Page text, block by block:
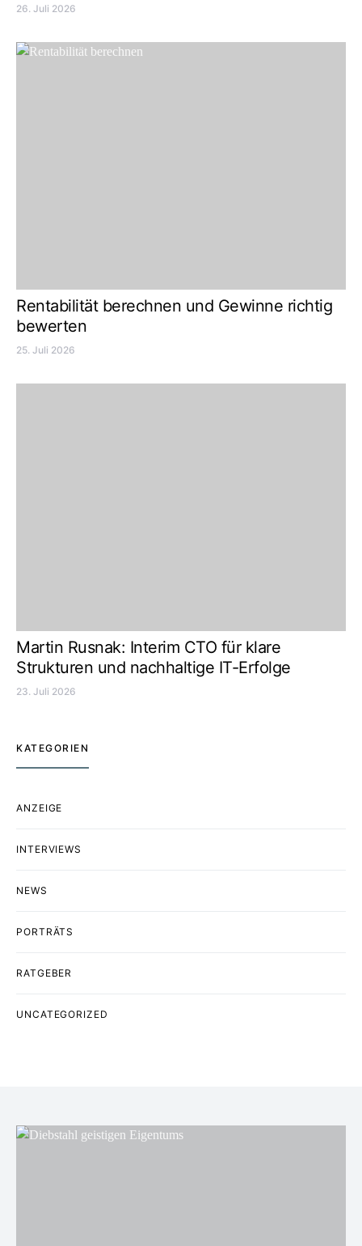
26. Juli 2026
Rentabilität berechnen und Gewinne richtig
bewerten
25. Juli 2026
Martin Rusnak: Interim CTO für klare
Strukturen und nachhaltige IT-Erfolge
23. Juli 2026
KATEGORIEN
ANZEIGE
INTERVIEWS
NEWS
PORTRÄTS
RATGEBER
UNCATEGORIZED